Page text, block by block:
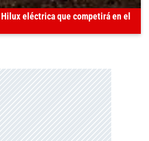
Hilux eléctrica que competirá en el